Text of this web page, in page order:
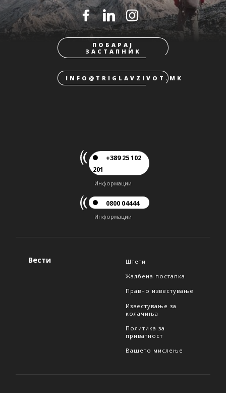
ПОБАРАЈ
ЗАСТАПНИК
INFO@TRIGLAVZIVOT.MK
+389 25 102
201
Информации
0800 04444
Информации
Вести
Штети
Жалбена постапка
Правно известување
Известување за
колачиња
Политика за
приватност
Вашето мислење